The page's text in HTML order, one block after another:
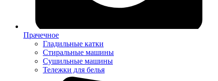
Прачечное
Гладильные катки
Стиральные машины
Сушильные машины
Тележки для белья